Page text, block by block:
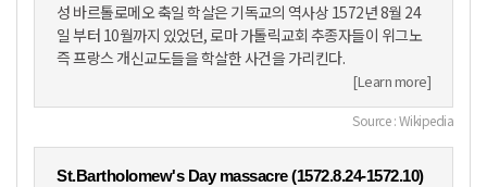
성 바르톨로메오 축일 학살은 기독교의 역사상 1572년 8월 24
일 부터 10월까지 있었던, 로마 가톨릭교회 추종자들이 위그노
즉 프랑스 개신교도들을 학살한 사건을 가리킨다.
[Learn more]
Source : Wikipedia
St.Bartholomew's Day massacre (1572.8.24-1572.10)